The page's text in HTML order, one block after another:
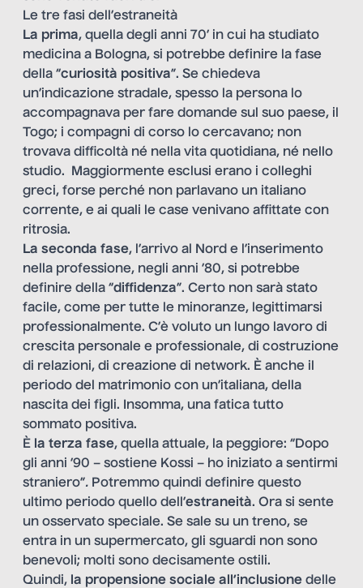
Le tre fasi dell’estraneità
La prima, quella degli anni 70’ in cui ha studiato
medicina a Bologna, si potrebbe definire la fase
della “curiosità positiva”. Se chiedeva
un’indicazione stradale, spesso la persona lo
accompagnava per fare domande sul suo paese, il
Togo; i compagni di corso lo cercavano; non
trovava difficoltà né nella vita quotidiana, né nello
studio. Maggiormente esclusi erano i colleghi
greci, forse perché non parlavano un italiano
corrente, e ai quali le case venivano affittate con
ritrosia.
La seconda fase, l’arrivo al Nord e l’inserimento
nella professione, negli anni ’80, si potrebbe
definire della “diffidenza”. Certo non sarà stato
facile, come per tutte le minoranze, legittimarsi
professionalmente. C’è voluto un lungo lavoro di
crescita personale e professionale, di costruzione
di relazioni, di creazione di network. È anche il
periodo del matrimonio con un’italiana, della
nascita dei figli. Insomma, una fatica tutto
sommato positiva.
È la terza fase, quella attuale, la peggiore: “Dopo
gli anni ’90 – sostiene Kossi – ho iniziato a sentirmi
straniero”. Potremmo quindi definire questo
ultimo periodo quello dell’estraneità. Ora si sente
un osservato speciale. Se sale su un treno, se
entra in un supermercato, gli sguardi non sono
benevoli; molti sono decisamente ostili.
Quindi, la propensione sociale all’inclusione delle